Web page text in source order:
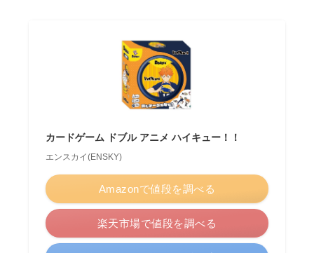
カードゲーム ドブル アニメ ハイキュー！！
エンスカイ(ENSKY)
Amazonで値段を調べる
楽天市場で値段を調べる